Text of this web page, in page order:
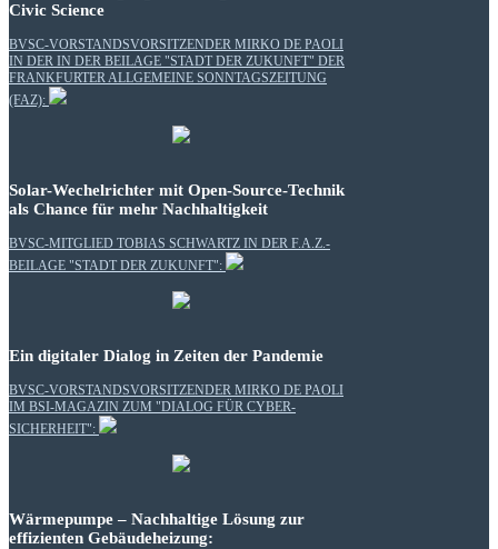
Civic Science
BVSC-VORSTANDSVORSITZENDER MIRKO DE PAOLI
IN DER IN DER BEILAGE "STADT DER ZUKUNFT" DER
FRANKFURTER ALLGEMEINE SONNTAGSZEITUNG
(FAZ):
Solar-Wechelrichter mit Open-Source-Technik
als Chance für mehr Nachhaltigkeit
BVSC-MITGLIED TOBIAS SCHWARTZ IN DER F.A.Z.-
BEILAGE "STADT DER ZUKUNFT":
Ein digitaler Dialog in Zeiten der Pandemie
BVSC-VORSTANDSVORSITZENDER MIRKO DE PAOLI
IM BSI-MAGAZIN ZUM "DIALOG FÜR CYBER-
SICHERHEIT":
Wärmepumpe – Nachhaltige Lösung zur
effizienten Gebäudeheizung: